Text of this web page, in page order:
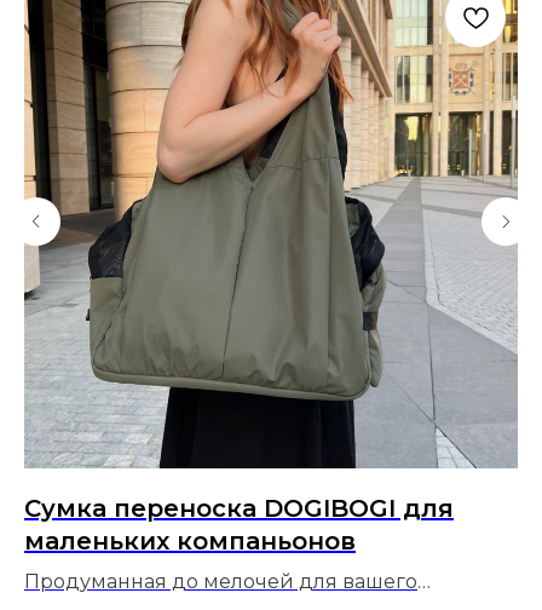
Сумка переноска DOGIBOGI для
маленьких компаньонов
Продуманная до мелочей для вашего